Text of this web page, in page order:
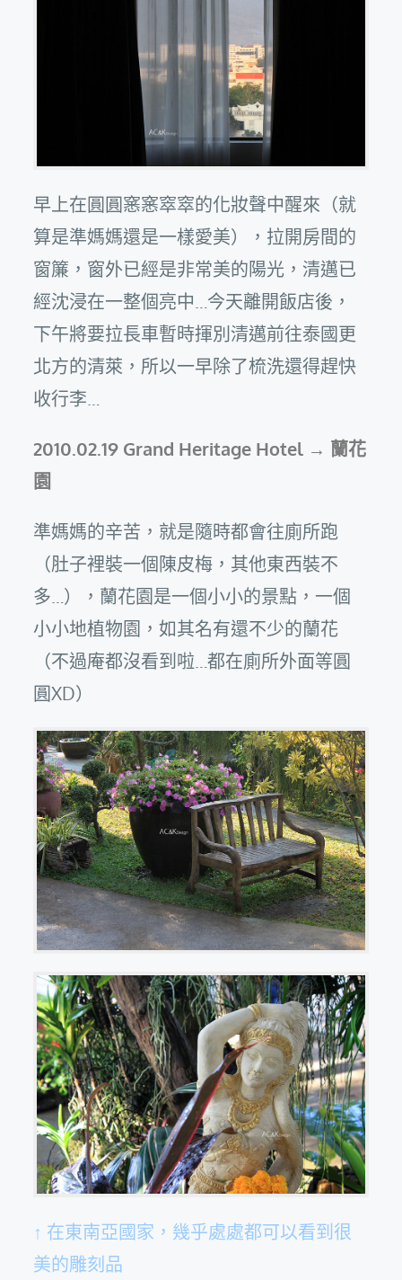
早上在圓圓窸窸窣窣的化妝聲中醒來（就
算是準媽媽還是一樣愛美），拉開房間的
窗簾，窗外已經是非常美的陽光，清邁已
經沈浸在一整個亮中…今天離開飯店後，
下午將要拉長車暫時揮別清邁前往泰國更
北方的清萊，所以一早除了梳洗還得趕快
收行李…
2010.02.19 Grand Heritage Hotel → 蘭花
園
準媽媽的辛苦，就是隨時都會往廁所跑
（肚子裡裝一個陳皮梅，其他東西裝不
多…），蘭花園是一個小小的景點，一個
小小地植物園，如其名有還不少的蘭花
（不過庵都沒看到啦…都在廁所外面等圓
圓XD）
↑ 在東南亞國家，幾乎處處都可以看到很
美的雕刻品